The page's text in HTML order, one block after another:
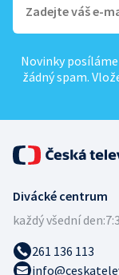
Novinky
žádný spam.